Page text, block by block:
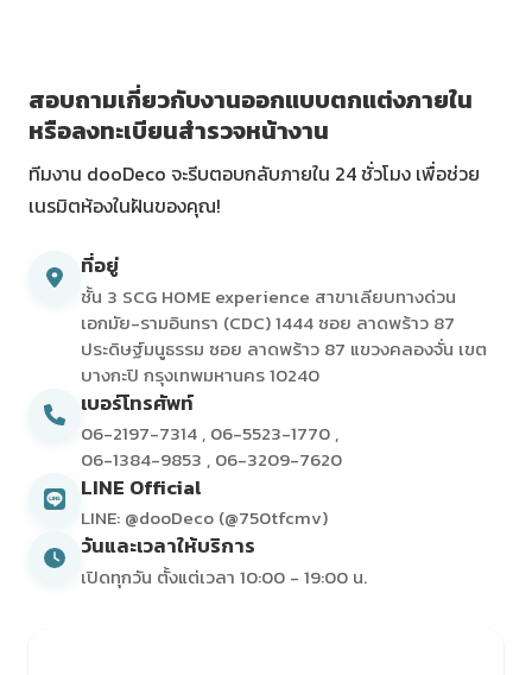
สอบถามเกี่ยวกับงานออกแบบตกแต่งภายใน
หรือลงทะเบียนสำรวจหน้างาน
ทีมงาน dooDeco จะรีบตอบกลับภายใน 24 ชั่วโมง เพื่อช่วย
เนรมิตห้องในฝันของคุณ!
ที่อยู่
ชั้น 3 SCG HOME experience สาขาเลียบทางด่วน
เอกมัย-รามอินทรา (CDC) 1444 ซอย ลาดพร้าว 87
ประดิษฐ์มนูธรรม ซอย ลาดพร้าว 87 แขวงคลองจั่น เขต
บางกะปิ กรุงเทพมหานคร 10240
เบอร์โทรศัพท์
06-2197-7314 , 06-5523-1770 ,
06-1384-9853 , 06-3209-7620
LINE Official
LINE: @dooDeco (@750tfcmv)
วันและเวลาให้บริการ
เปิดทุกวัน ตั้งแต่เวลา 10:00 - 19:00 น.